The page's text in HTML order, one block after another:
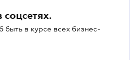
соцсетях.
быть в курсе всех бизнес-